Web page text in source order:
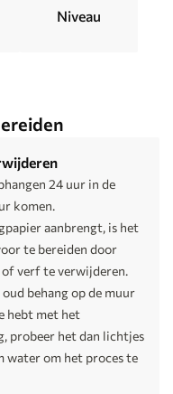
Niveau
24 uur in de
komen.
aanbrengt, is het
te bereiden door
of verf te verwijderen.
behang op de muur
hebt met het
probeer het dan lichtjes
water om het proces te